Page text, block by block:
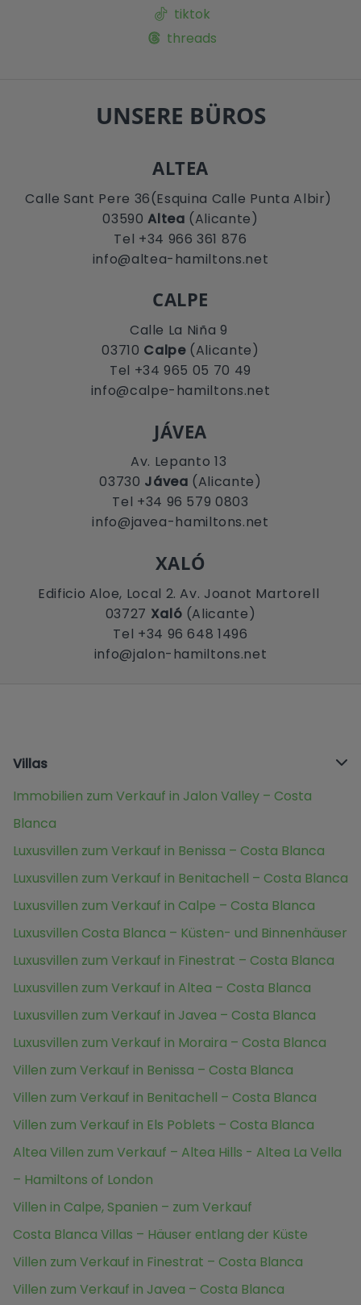
tiktok
threads
UNSERE BÜROS
ALTEA
Calle Sant Pere 36(Esquina Calle Punta Albir)
03590Altea (Alicante)
Tel +34 966 361 876
info@altea-hamiltons.net
CALPE
Calle La Niña 9
03710 Calpe(Alicante)
Tel +34 965 05 70 49
info@calpe-hamiltons.net
JÁVEA
Av. Lepanto 13
03730 Jávea (Alicante)
Tel +34 96 579 0803
info@javea-hamiltons.net
XALÓ
Edificio Aloe, Local 2. Av. Joanot Martorell
03727 Xaló (Alicante)
Tel +34 96 648 1496
info@jalon-hamiltons.net
Villas
Immobilien zum Verkauf in Jalon Valley – Costa
Blanca
Luxusvillen zum Verkauf in Benissa – Costa Blanca
Luxusvillen zum Verkauf in Benitachell – Costa Blanca
Luxusvillen zum Verkauf in Calpe – Costa Blanca
Luxusvillen Costa Blanca – Küsten- und Binnenhäuser
Luxusvillen zum Verkauf in Finestrat – Costa Blanca
Luxusvillen zum Verkauf in Altea – Costa Blanca
Luxusvillen zum Verkauf in Javea – Costa Blanca
Luxusvillen zum Verkauf in Moraira – Costa Blanca
Villen zum Verkauf in Benissa – Costa Blanca
Villen zum Verkauf in Benitachell – Costa Blanca
Villen zum Verkauf in Els Poblets – Costa Blanca
Altea Villen zum Verkauf – Altea Hills - Altea La Vella
– Hamiltons of London
Villen in Calpe, Spanien – zum Verkauf
Costa Blanca Villas – Häuser entlang der Küste
Villen zum Verkauf in Finestrat – Costa Blanca
Villen zum Verkauf in Javea – Costa Blanca